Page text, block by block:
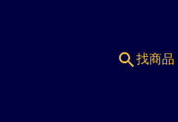
找商品